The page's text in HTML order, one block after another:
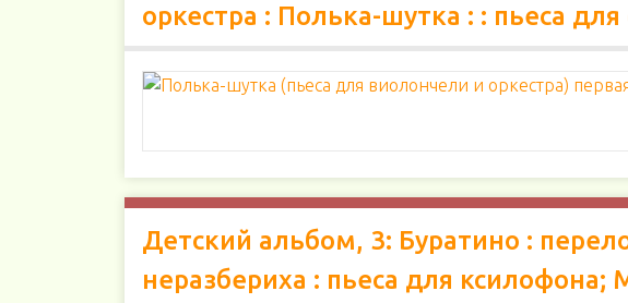
оркестра : Полька-шутка : : пьеса
Детский альбом, 3: Буратино :
неразбериха : пьеса для